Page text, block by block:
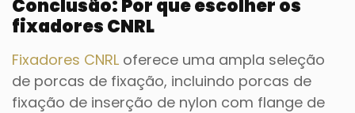
Conclusão: Por que escolher os
fixadores CNRL
Fixadores CNRL oferece uma ampla seleção
de porcas de fixação, incluindo porcas de
fixação de inserção de nylon com flange de